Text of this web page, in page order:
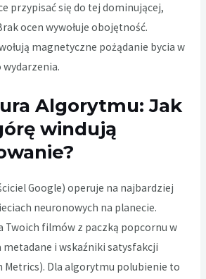
przypisać się do tej dominującej,
ocen wywołuje obojętność.
magnetyczne pożądanie bycia w
Algorytmu: Jak
windują
Google) operuje na najbardziej
neuronowych na planecie.
Twoich filmów z paczką popcornu w
metadane i wskaźniki satysfakcji
Metrics). Dla algorytmu polubienie to